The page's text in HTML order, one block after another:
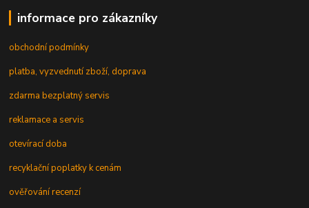
informace pro zákazníky
obchodní podmínky
platba, vyzvednutí zboží, doprava
zdarma bezplatný servis
reklamace a servis
otevírací doba
recyklační poplatky k cenám
ověřování recenzí